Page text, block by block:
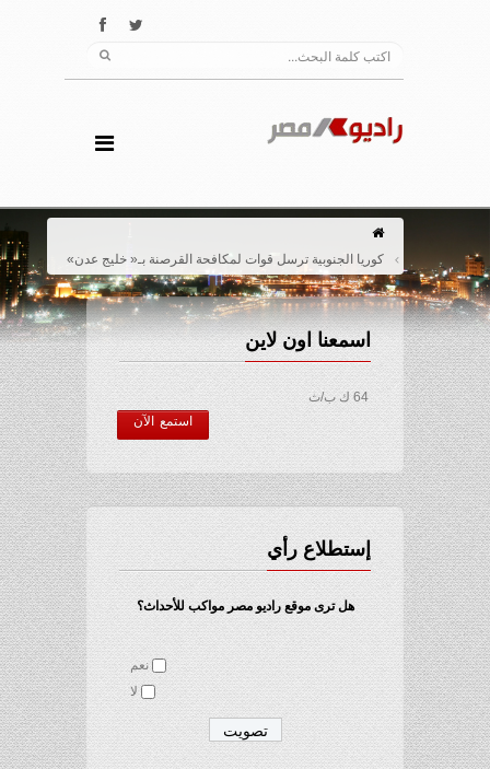
كوريا الجنوبية ترسل قوات لمكافحة القرصنة بـ« خليج عدن»
اسمعنا اون لاين
64 ك ب/ث
استمع الآن
إستطلاع رأي
هل ترى موقع راديو مصر مواكب للأحداث؟
نعم
لا